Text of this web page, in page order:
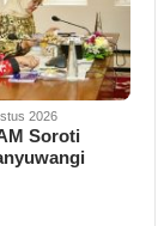
2026
Soroti